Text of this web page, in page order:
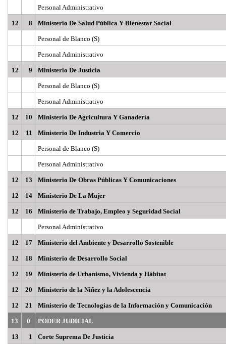
Personal Administrativo
12 8 Ministerio De Salud Pública Y Bienestar Social
Personal de Blanco (S)
Personal Administrativo
12 9 Ministerio De Justicia
Personal de Blanco (S)
Personal Administrativo
12 10 Ministerio De Agricultura Y Ganadería
12 11 Ministerio De Industria Y Comercio
Personal de Blanco (S)
Personal Administrativo
12 13 Ministerio De Obras Públicas Y Comunicaciones
12 14 Ministerio De La Mujer
12 16 Ministerio de Trabajo, Empleo y Seguridad Social
Personal Administrativo
12 17 Ministerio del Ambiente y Desarrollo Sostenible
12 18 Ministerio de Desarrollo Social
12 19 Ministerio de Urbanismo, Vivienda y Hábitat
12 20 Ministerio de la Niñez y la Adolescencia
12 21 Ministerio de Tecnologias de la Información y Comunicación
13 0 PODER JUDICIAL
13 1 Corte Suprema De Justicia